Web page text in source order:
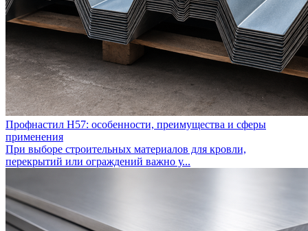
Профнастил Н57: особенности, преимущества и сферы
применения
При выборе строительных материалов для кровли,
перекрытий или ограждений важно у...